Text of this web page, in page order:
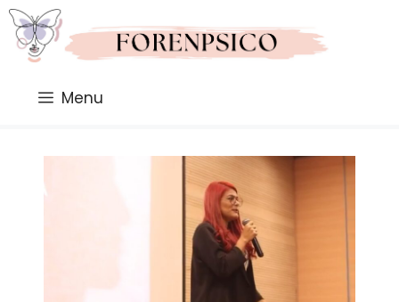
Saltar
al
contenido
Menu